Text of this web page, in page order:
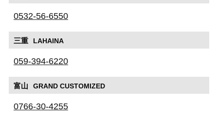
0532-56-6550
三重 LAHAINA
059-394-6220
富山 GRAND CUSTOMIZED
0766-30-4255